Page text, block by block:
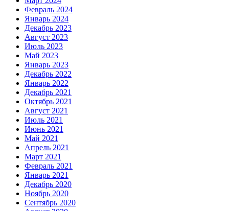
Февраль 2024
Январь 2024
Декабрь 2023
Август 2023
Июль 2023
Май 2023
Январь 2023
Декабрь 2022
Январь 2022
Декабрь 2021
Октябрь 2021
Август 2021
Июль 2021
Июнь 2021
Май 2021
Апрель 2021
Март 2021
Февраль 2021
Январь 2021
Декабрь 2020
Ноябрь 2020
Сентябрь 2020